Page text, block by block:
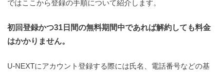
ではここから登録の手順について紹介します。
初回登録かつ31日間の無料期間中であれば解約しても料金
はかかりません。
U-NEXTにアカウント登録する際には氏名、電話番号などの基